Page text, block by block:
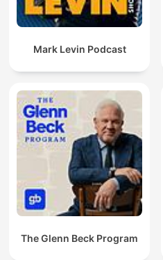
Mark Levin Podcast
The Glenn Beck Program